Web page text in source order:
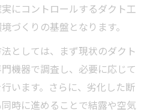
にコントロールするダクト工
づくりの基盤となります。
としては、まず現状のダクト
機器で調査し、必要に応じて
います。さらに、劣化した断
時に進めることで結露や空気